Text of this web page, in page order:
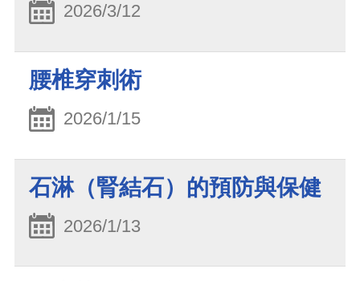
2026/3/12
腰椎穿刺術
2026/1/15
石淋（腎結石）的預防與保健
2026/1/13